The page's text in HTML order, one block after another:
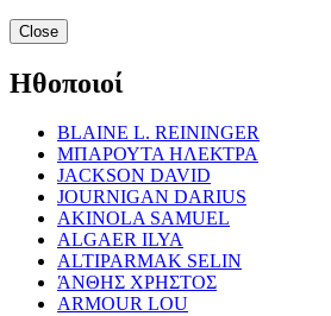
Close
Ηθοποιοί
BLAINE L. REININGER
ΜΠΑΡΟΥΤΑ ΗΛΕΚΤΡΑ
JACKSON DAVID
JOURNIGAN DARIUS
AKINOLA SAMUEL
ALGAER ILYA
ALTIPARMAK SELIN
ΆΝΘΗΣ ΧΡΗΣΤΟΣ
ARMOUR LOU